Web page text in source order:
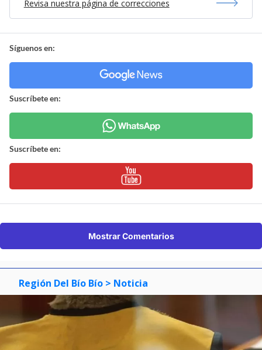
Revisa nuestra página de correcciones
Síguenos en:
Suscríbete en:
Suscríbete en:
Mostrar Comentarios
Región Del Bío Bío > Noticia